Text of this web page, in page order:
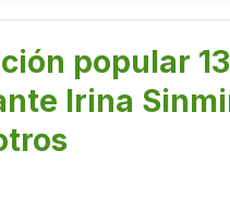
popular
Irina